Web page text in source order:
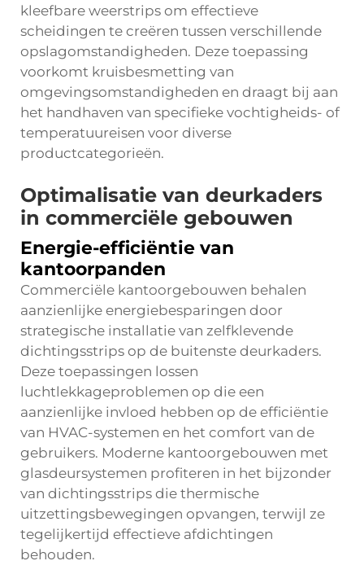
kleefbare weerstrips om effectieve
scheidingen te creëren tussen verschillende
opslagomstandigheden. Deze toepassing
voorkomt kruisbesmetting van
omgevingsomstandigheden en draagt bij aan
het handhaven van specifieke vochtigheids- of
temperatuureisen voor diverse
productcategorieën.
Optimalisatie van deurkaders
in commerciële gebouwen
Energie-efficiëntie van
kantoorpanden
Commerciële kantoorgebouwen behalen
aanzienlijke energiebesparingen door
strategische installatie van zelfklevende
dichtingsstrips op de buitenste deurkaders.
Deze toepassingen lossen
luchtlekkageproblemen op die een
aanzienlijke invloed hebben op de efficiëntie
van HVAC-systemen en het comfort van de
gebruikers. Moderne kantoorgebouwen met
glasdeursystemen profiteren in het bijzonder
van dichtingsstrips die thermische
uitzettingsbewegingen opvangen, terwijl ze
tegelijkertijd effectieve afdichtingen
behouden.